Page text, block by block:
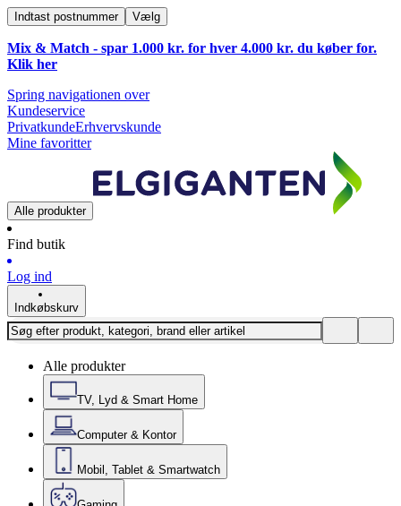
Indtast postnummer Vælg
Mix & Match - spar 1.000 kr. for hver 4.000 kr. du køber for.
Klik her
Spring navigationen over
Kundeservice
PrivatkundeErhvervskunde
Mine favoritter
Alle produkter
Find butik
Log ind
Indkøbskurv
Alle produkter
TV, Lyd & Smart Home
Computer & Kontor
Mobil, Tablet & Smartwatch